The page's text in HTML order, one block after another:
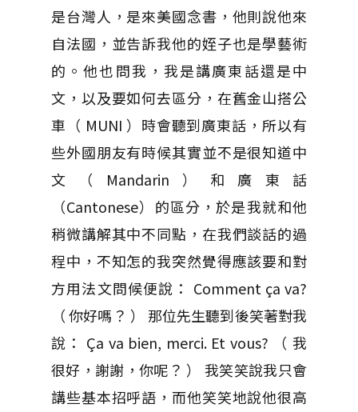
是台灣人，是來美國念書，他則說他來
自法國，並告訴我他的姪子也是學藝術
的。他也問我，我是講廣東話還是中
文，以及要如何去區分，在舊金山搭公
車（ MUNI ）時會聽到廣東話，所以有
些外國朋友有時候其實並不是很知道中
文（Mandarin）和廣東話
（Cantonese）的區分，於是我就和他
稍微講解其中不同點，在我們談話的過
程中，不知怎的我突然覺得應該要和對
方用法文問候便說： Comment ça va?
（ 你好嗎？ ） 那位先生聽到後笑著對我
說： Ça va bien, merci. Et vous? （ 我
很好，謝謝，你呢？ ） 我笑笑說我只會
講些基本招呼語，而他笑笑地說他很高